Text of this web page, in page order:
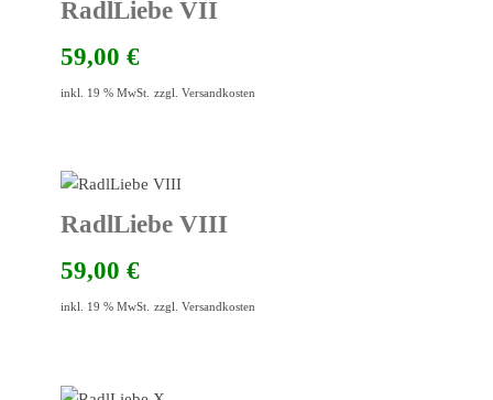
RadlLiebe VII
59,00 €
inkl. 19 % MwSt. zzgl. Versandkosten
RadlLiebe VIII
59,00 €
inkl. 19 % MwSt. zzgl. Versandkosten